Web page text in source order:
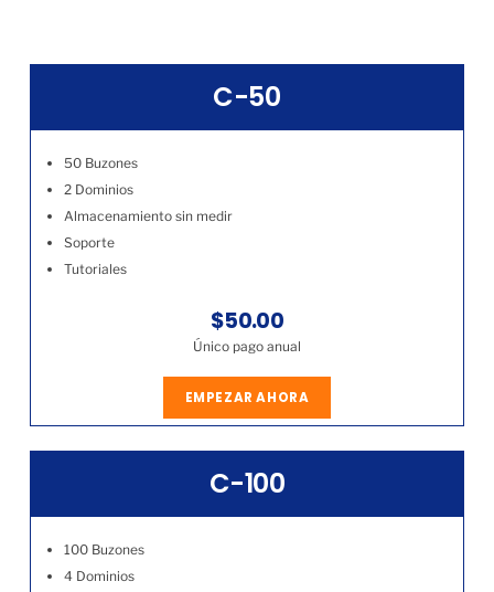
C-50
50 Buzones
2 Dominios
Almacenamiento sin medir
Soporte
Tutoriales
$50.00
Único pago anual
EMPEZAR AHORA
C-100
100 Buzones
4 Dominios